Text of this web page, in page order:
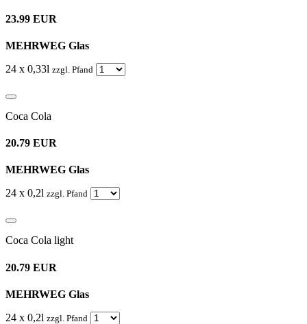
23.99 EUR
MEHRWEG Glas
24 x 0,33l zzgl. Pfand
Coca Cola
20.79 EUR
MEHRWEG Glas
24 x 0,2l zzgl. Pfand
Coca Cola light
20.79 EUR
MEHRWEG Glas
24 x 0,2l zzgl. Pfand